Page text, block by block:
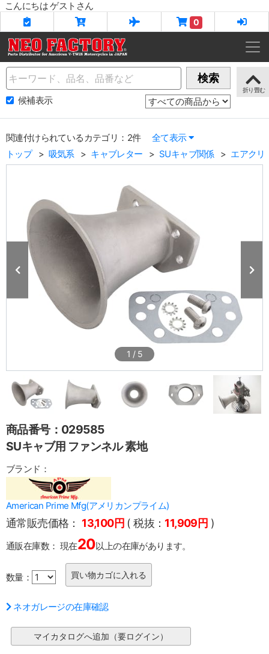
こんにちは ゲストさん
0
Name 検索
候補表示
関連付けられているカテゴリ：2件
全て表示
トップ
吸気系 キャブレター SUキャブ関係 エアクリ
1 / 5
商品番号：029585
SUキャブ用 ファンネル 素地
ブランド：
American Prime Mfg(アメリカンプライム)
通常販売価格： 13,100円 ( 税抜： 11,909円 )
通販在庫数： 現在20以上の在庫があります。
数量：
ネオガレージの在庫確認